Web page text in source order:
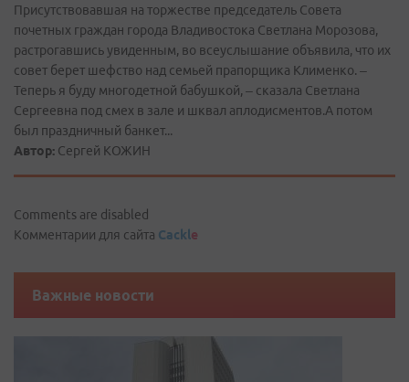
Присутствовавшая на торжестве председатель Совета
почетных граждан города Владивостока Светлана Морозова,
растрогавшись увиденным, во всеуслышание объявила, что их
совет берет шефство над семьей прапорщика Клименко. –
Теперь я буду многодетной бабушкой, – сказала Светлана
Сергеевна под смех в зале и шквал аплодисментов.А потом
был праздничный банкет...
Автор: Сергей КОЖИН
Comments are disabled
Комментарии для сайта Cackle
Важные новости